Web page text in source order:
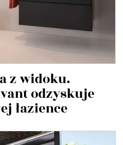
z widoku.
odzyskuje
łazience